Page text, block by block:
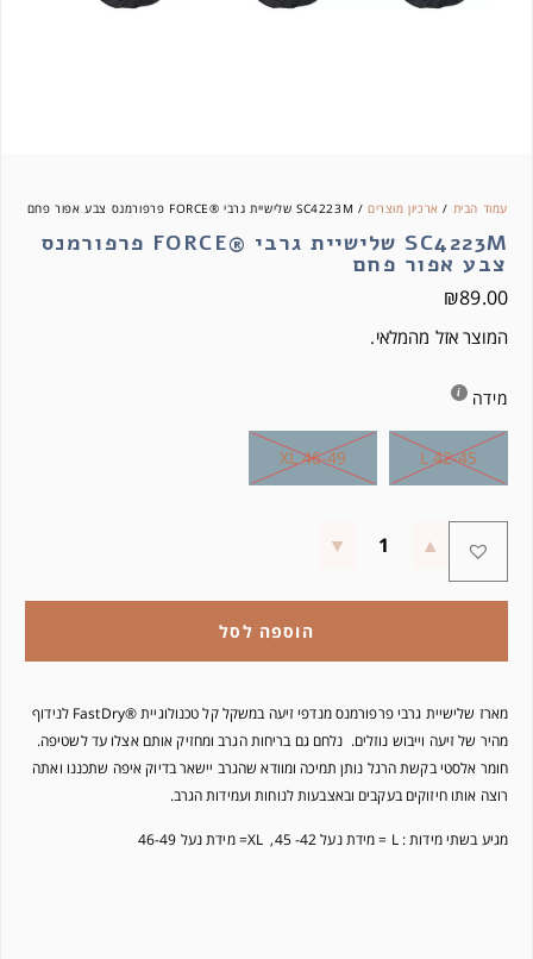
עמוד הבית / ארכיון מוצרים / SC4223M שלישיית גרבי ®FORCE פרפורמנס צבע אפור פחם
SC4223M שלישיית גרבי ®FORCE פרפורמנס
צבע אפור פחם
₪89.00
המוצר אזל מהמלאי.
מידה
L 42-45
XL 46-49
הוספה לסל
מארז שלישיית גרבי פרפורמנס מנדפי זיעה במשקל קל טכנולוגיית ®FastDry לנידוף
מהיר של זיעה וייבוש נוזלים. נלחם גם בריחות הגרב ומחזיק אותם אצלו עד לשטיפה.
חומר אלסטי בקשת הרגל נותן תמיכה ומוודא שהגרב יישאר בדיוק איפה שתכננו ואתה
רוצה אותו חיזוקים בעקבים ובאצבעות לנוחות ועמידות הגרב.
מגיע בשתי מידות : L = מידת נעל 42- 45, XL= מידת נעל 46-49